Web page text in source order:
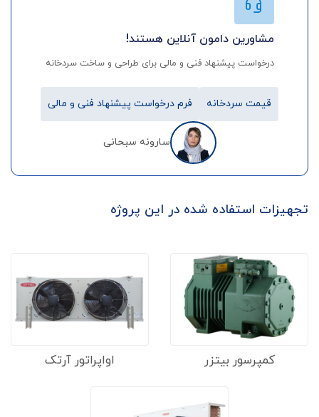
مشاورین دامون آنلاین هستند!
درخواست پیشنهاد فنی و مالی برای طراحی و ساخت سردخانه
قیمت سردخانه فرم درخواست پیشنهاد فنی و مالی
سارونه سبحانی
تجهیزات استفاده شده در این پروژه
کمپرسور بیتزر اواپراتور آرتک